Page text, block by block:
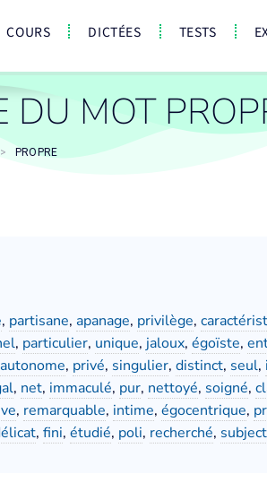
COURS DICTÉES TESTS
DU MOT
> PROPRE
, partisane, apanage, privilège,
, particulier, unique, jaloux, égoïste,
autonome, privé, singulier, distinct, seul,
, net, immaculé, pur, nettoyé, soigné,
, remarquable, intime, égocentrique,
, fini, étudié, poli, recherché,